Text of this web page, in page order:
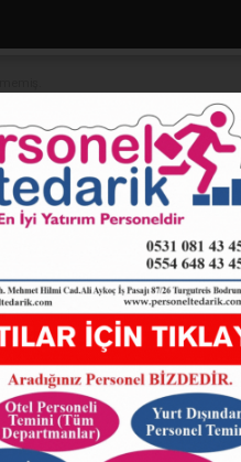
KAR
YOLLAR
- 14:30, Güncelleme: 23.01.2026 -
22125+ kez okundu.
KAR YAĞIŞI NEDENİYLE